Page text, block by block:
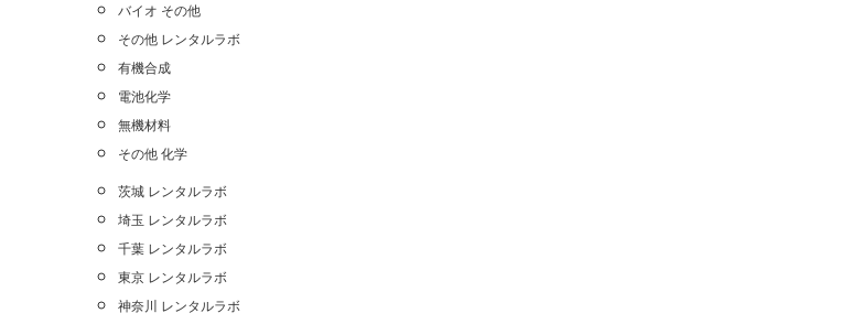
バイオ その他
その他 レンタルラボ
有機合成
電池化学
無機材料
その他 化学
茨城 レンタルラボ
埼玉 レンタルラボ
千葉 レンタルラボ
東京 レンタルラボ
神奈川 レンタルラボ